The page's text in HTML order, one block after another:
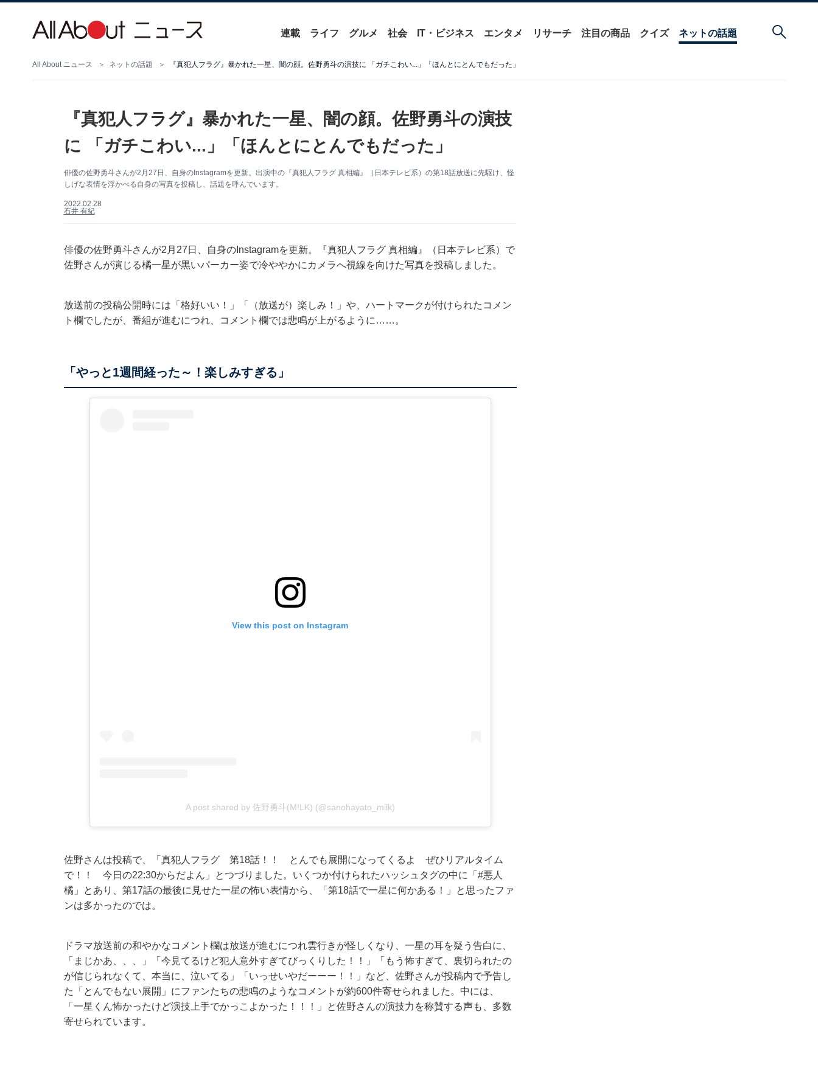
連載 ライフ グルメ 社会 IT・ビジネス エンタメ リサーチ 注目の商品 クイズ ネットの話題
All About ニュース ネットの話題 『真犯人フラグ』暴かれた一星、闇の顔。佐野勇斗の演技に 「ガチこわい...」「ほんとにとんでもだった」
『真犯人フラグ』暴かれた一星、闇の顔。佐野勇斗の演技
に 「ガチこわい...」「ほんとにとんでもだった」
俳優の佐野勇斗さんが2月27日、自身のInstagramを更新。出演中の『真犯人フラグ 真相編』（日本テレビ系）の第18話放送に先駆け、怪
しげな表情を浮かべる自身の写真を投稿し、話題を呼んでいます。
2022.02.28
石井 有紀
俳優の佐野勇斗さんが2月27日、自身のInstagramを更新。『真犯人フラグ 真相編』（日本テレビ系）で
佐野さんが演じる橘一星が黒いパーカー姿で冷ややかにカメラへ視線を向けた写真を投稿しました。
放送前の投稿公開時には「格好いい！」「（放送が）楽しみ！」や、ハートマークが付けられたコメン
ト欄でしたが、番組が進むにつれ、コメント欄では悲鳴が上がるように……。
「やっと1週間経った～！楽しみすぎる」
View this post on Instagram
A post shared by 佐野勇斗(M!LK) (@sanohayato_milk)
佐野さんは投稿で、「真犯人フラグ 第18話！！ とんでも展開になってくるよ ぜひリアルタイム
で！！ 今日の22:30からだよん」とつづりました。いくつか付けられたハッシュタグの中に「#悪人
橘」とあり、第17話の最後に見せた一星の怖い表情から、「第18話で一星に何かある！」と思ったファ
ンは多かったのでは。
ドラマ放送前の和やかなコメント欄は放送が進むにつれ雲行きが怪しくなり、一星の耳を疑う告白に、
「まじかあ、、、」「今見てるけど犯人意外すぎてびっくりした！！」「もう怖すぎて、裏切られたの
が信じられなくて、本当に、泣いてる」「いっせいやだーーー！！」など、佐野さんが投稿内で予告し
た「とんでもない展開」にファンたちの悲鳴のようなコメントが約600件寄せられました。中には、
「一星くん怖かったけど演技上手でかっこよかった！！！」と佐野さんの演技力を称賛する声も、多数
寄せられています。